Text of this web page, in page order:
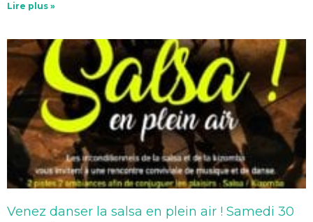
Lire plus »
Venez danser la salsa en plein air ! Samedi 30